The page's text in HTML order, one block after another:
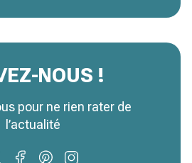
NOUS !
pour ne rien rater de
l’actualité